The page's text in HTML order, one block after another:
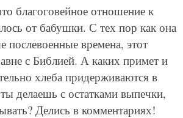
благоговейное отношение к
от бабушки. С тех пор как она
послевоенные времена, этот
с Библией. А каких примет и
хлеба придерживаются в
делаешь с остатками выпечки,
Делись в комментариях!